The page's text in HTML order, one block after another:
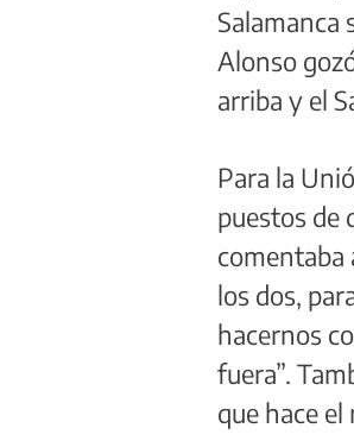
Salamanca
Alonso
arriba y el
Para la
puestos de
comentaba
los dos,
hacernos
fuera”.
que hace el